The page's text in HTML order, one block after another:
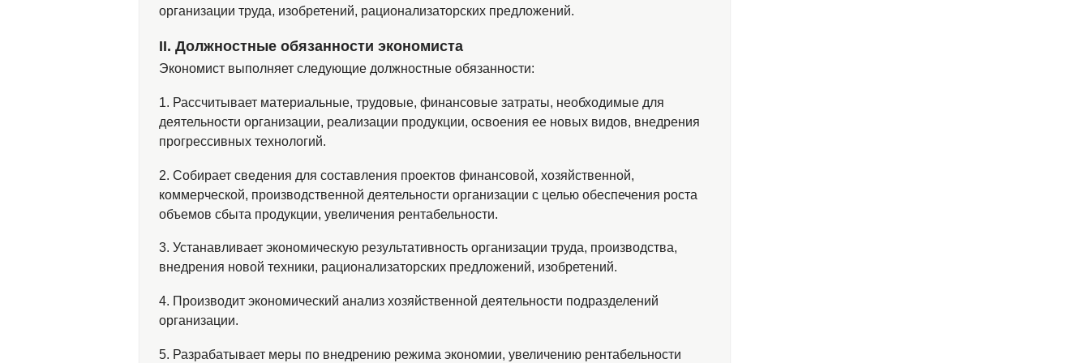
организации труда, изобретений, рационализаторских предложений.
ІІ. Должностные обязанности экономиста
Экономист выполняет следующие должностные обязанности:
1. Рассчитывает материальные, трудовые, финансовые затраты, необходимые для
деятельности организации, реализации продукции, освоения ее новых видов, внедрения
прогрессивных технологий.
2. Собирает сведения для составления проектов финансовой, хозяйственной,
коммерческой, производственной деятельности организации с целью обеспечения роста
объемов сбыта продукции, увеличения рентабельности.
3. Устанавливает экономическую результативность организации труда, производства,
внедрения новой техники, рационализаторских предложений, изобретений.
4. Производит экономический анализ хозяйственной деятельности подразделений
организации.
5. Разрабатывает меры по внедрению режима экономии, увеличению рентабельности